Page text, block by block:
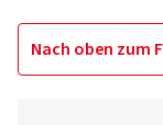
Nach oben zum